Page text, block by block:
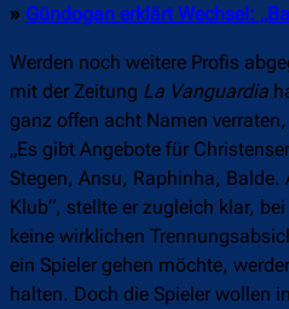
» Gündogan erklärt Wechsel:
Werden noch weitere Profis
mit der Zeitung La Vanguardia
ganz offen acht Namen
„Es gibt Angebote für
Stegen, Ansu, Raphinha,
Klub“, stellte er zugleich klar,
keine wirklichen
ein Spieler gehen möchte,
halten. Doch die Spieler wollen